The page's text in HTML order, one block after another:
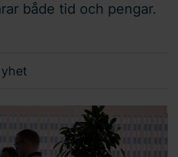
både tid och pengar.